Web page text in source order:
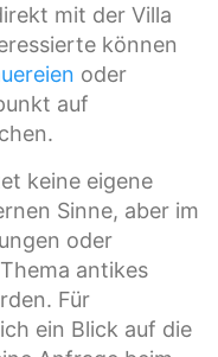
mit der Villa
können
oder
auf
keine eigene
Sinne, aber im
oder
antikes
Für
ein Blick auf die